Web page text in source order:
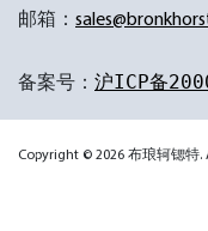
邮箱：
备案号： 沪ICP备
Copyright © 2026 布琅轲锶特